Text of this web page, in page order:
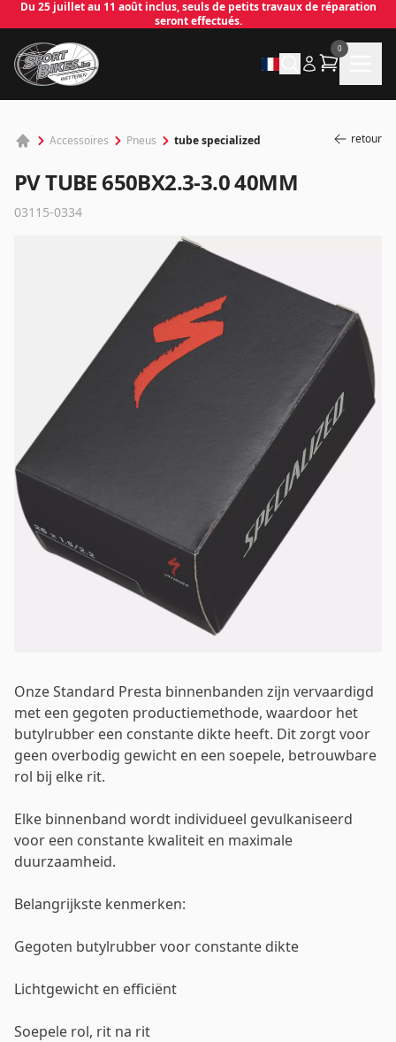
Du 25 juillet au 11 août inclus, seuls de petits travaux de réparation
seront effectués.
0
Accessoires Pneus tube specialized retour
PV TUBE 650BX2.3-3.0 40MM
03115-0334
Onze Standard Presta binnenbanden zijn vervaardigd
met een gegoten productiemethode, waardoor het
butylrubber een constante dikte heeft. Dit zorgt voor
geen overbodig gewicht en een soepele, betrouwbare
rol bij elke rit.
Elke binnenband wordt individueel gevulkaniseerd
voor een constante kwaliteit en maximale
duurzaamheid.
Belangrijkste kenmerken:
Gegoten butylrubber voor constante dikte
Lichtgewicht en efficiënt
Soepele rol, rit na rit
Connecter
Se connecter
Se souvenir de moi Mot de passe oublié ?